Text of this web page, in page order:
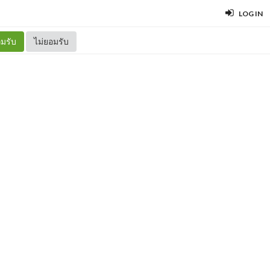
LOG IN
รับ ไม่ยอมรับ